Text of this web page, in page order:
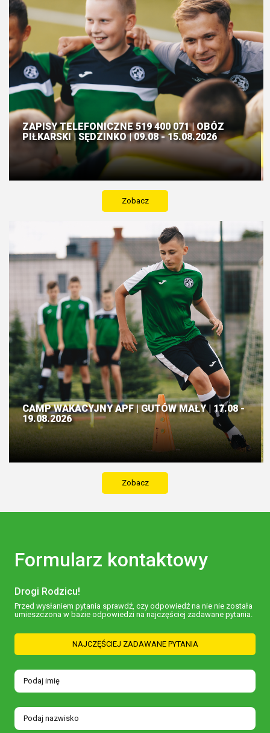
ZAPISY TELEFONICZNE 519 400 071 | OBÓZ
PIŁKARSKI | SĘDZINKO | 09.08 - 15.08.2026
Zobacz
CAMP WAKACYJNY APF | GUTÓW MAŁY | 17.08 -
19.08.2026
Zobacz
Formularz kontaktowy
Drogi Rodzicu!
Przed wysłaniem pytania sprawdź, czy odpowiedź na nie nie została
umieszczona w bazie odpowiedzi na najczęściej zadawane pytania.
NAJCZĘŚCIEJ ZADAWANE PYTANIA